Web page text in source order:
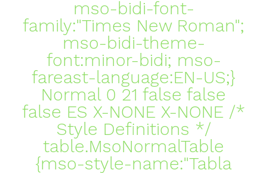
mso-bidi-font-
family:"Times New Roman";
mso-bidi-theme-
font:minor-bidi; mso-
fareast-language:EN-US;}
Normal 0 21 false false
false ES X-NONE X-NONE /*
Style Definitions */
table.MsoNormalTable
{mso-style-name:"Tabla